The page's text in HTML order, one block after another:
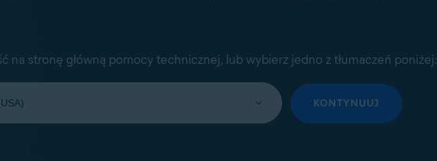
na stronę główną pomocy technicznej, lub wybierz jedno z tłumaczeń poniżej:
KONTYNUUJ